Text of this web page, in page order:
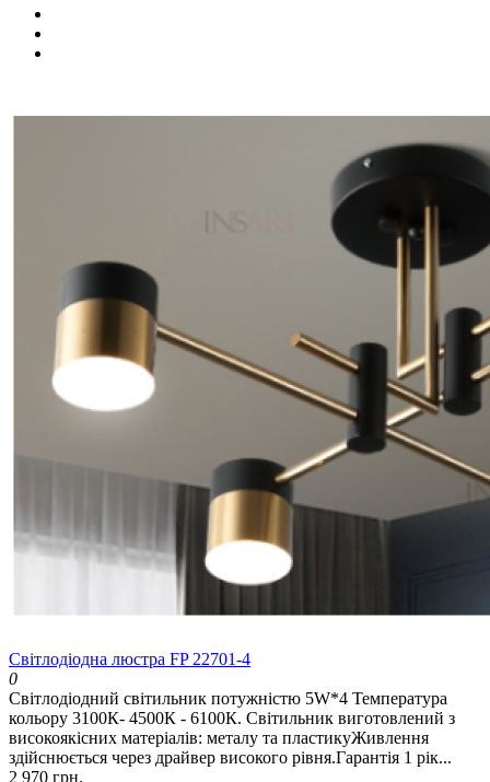
Світлодіодна люстра FP 22701-4
0
Світлодіодний світильник потужністю 5W*4 Температура
кольору 3100К- 4500К - 6100К. Світильник виготовлений з
високоякісних матеріалів: металу та пластикуЖивлення
здійснюється через драйвер високого рівня.Гарантія 1 рік...
2 970 грн.